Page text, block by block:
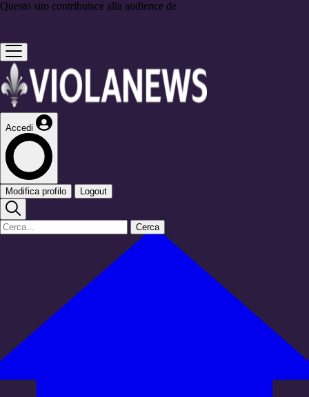
Questo sito contribuisce alla audience de
Accedi
Modifica profilo Logout
Cerca